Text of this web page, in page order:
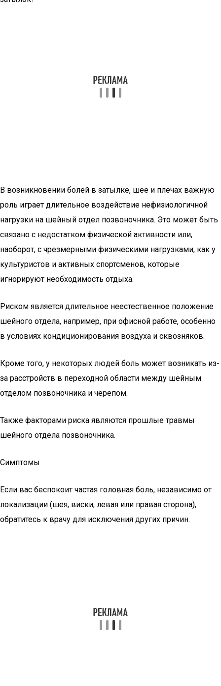
В возникновении болей в затылке, шее и плечах важную
роль играет длительное воздействие нефизиологичной
нагрузки на шейный отдел позвоночника. Это может быть
связано с недостатком физической активности или,
наоборот, с чрезмерными физическими нагрузками, как у
культуристов и активных спортсменов, которые
игнорируют необходимость отдыха.
Риском является длительное неестественное положение
шейного отдела, например, при офисной работе, особенно
в условиях кондиционирования воздуха и сквозняков.
Кроме того, у некоторых людей боль может возникать из-
за расстройств в переходной области между шейным
отделом позвоночника и черепом.
Также факторами риска являются прошлые травмы
шейного отдела позвоночника.
Симптомы
Если вас беспокоит частая головная боль, независимо от
локализации (шея, виски, левая или правая сторона),
обратитесь к врачу для исключения других причин.